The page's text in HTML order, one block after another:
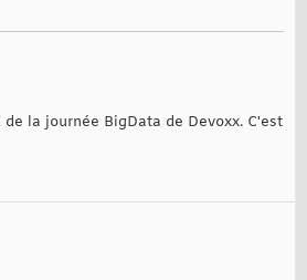
la journée BigData de Devoxx. C'est